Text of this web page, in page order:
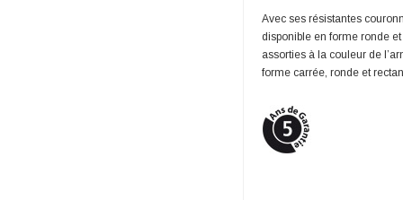
Avec ses résistantes
disponible en forme ronde
assorties à la couleur de
forme carrée, ronde et